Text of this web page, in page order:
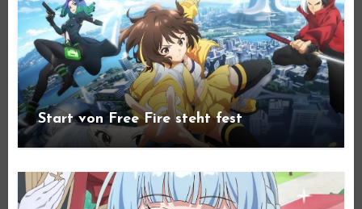
Start von Free Fire steht fest